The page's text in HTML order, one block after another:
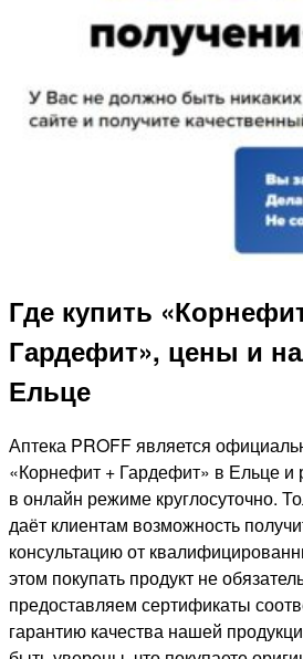
Где купить
Гардефит», цены и
Ельце
Аптека PROFF является
«Корнефит + Гардефит» в Ельце и
в онлайн режиме круглосуточно.
даёт клиентам возможность
консультацию от
этом покупать продукт не
предоставляем сертификаты
гарантию качества нашей